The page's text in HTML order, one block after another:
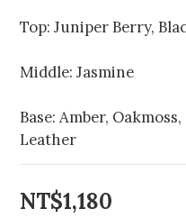
Top: Juniper Berry,
Middle: Jasmine
Base: Amber,
Leather
NT$1,180